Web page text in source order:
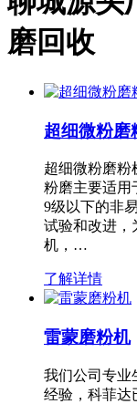
磨回收
超细微粉磨
超细微粉磨粉
粉磨主要适用
9级以下的非
试验和改进，
机，…
了解详情
雷蒙磨粉机
我们公司专业
经验，科菲达